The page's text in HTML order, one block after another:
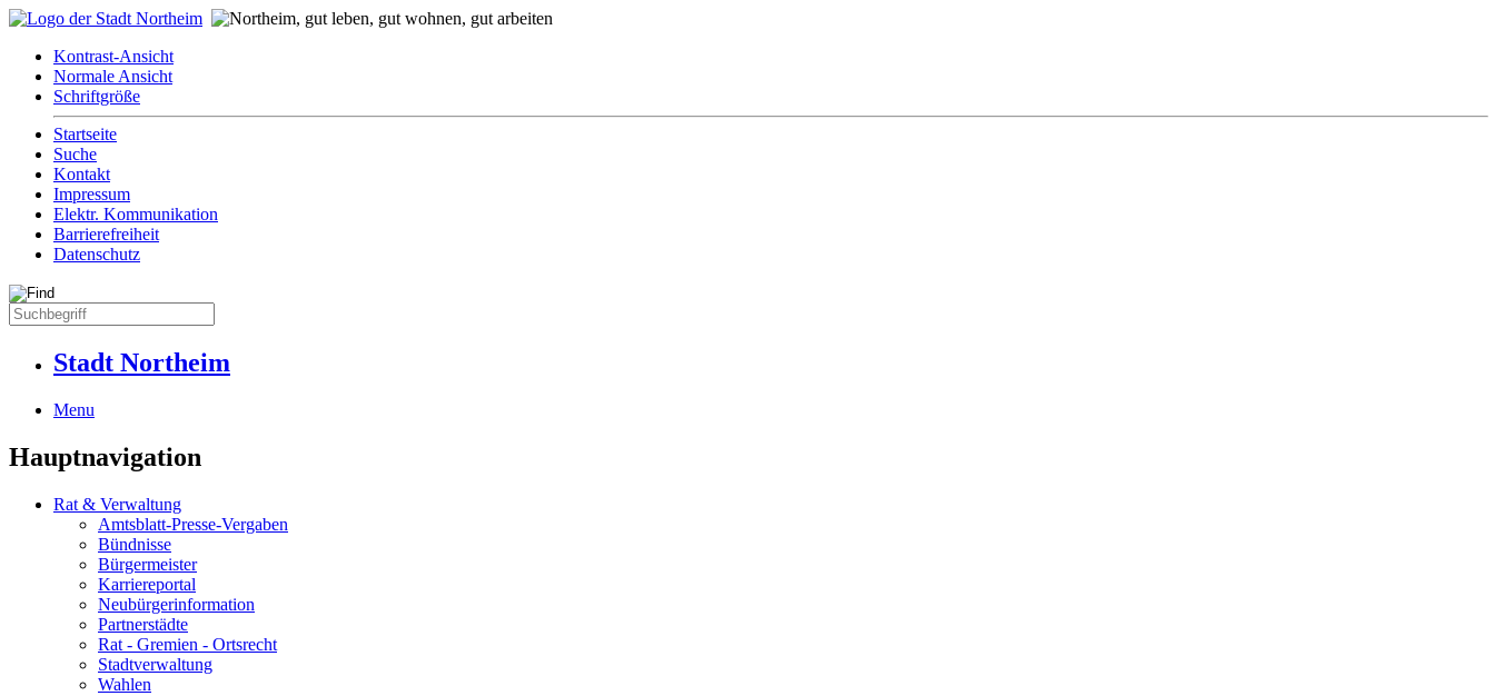
Kontrast-Ansicht
Normale Ansicht
Schriftgröße
Startseite
Suche
Kontakt
Impressum
Elektr. Kommunikation
Barrierefreiheit
Datenschutz
Stadt Northeim
Menu
Hauptnavigation
Rat & Verwaltung
Amtsblatt-Presse-Vergaben
Bündnisse
Bürgermeister
Karriereportal
Neubürgerinformation
Partnerstädte
Rat - Gremien - Ortsrecht
Stadtverwaltung
Wahlen